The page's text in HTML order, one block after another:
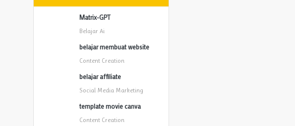
Matrix-GPT
Belajar Ai
belajar membuat website
Content Creation
belajar affiliate
Social Media Marketing
template movie canva
Content Creation